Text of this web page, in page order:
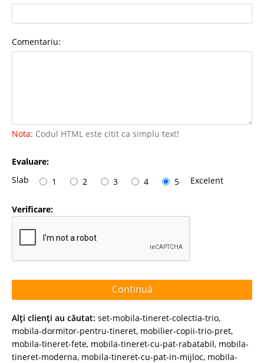
Comentariu:
Nota: Codul HTML este citit ca simplu text!
Evaluare:
Slab
1 2 3 4 5 Excelent
Verificare:
Continuă
Alţi clienţi au căutat: set-mobila-tineret-colectia-trio,
mobila-dormitor-pentru-tineret, mobilier-copii-trio-pret,
mobila-tineret-fete, mobila-tineret-cu-pat-rabatabil, mobila-
tineret-moderna, mobila-tineret-cu-pat-in-mijloc, mobila-